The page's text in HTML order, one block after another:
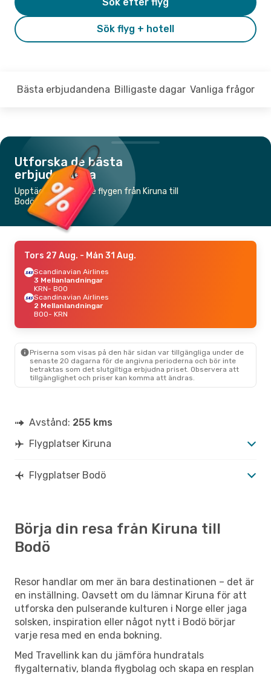
Sök flyg + hotell
Bästa erbjudandena Billigaste dagar Vanliga frågor
Utforska de bästa
erbjudandena
Upptäck de billigaste flygen från Kiruna till
Bodö
Tors 27 Aug. - Mån 31 Aug.
Scandinavian Airlines
3 Mellanlandningar
KRN- BOO
Scandinavian Airlines
2 Mellanlandningar
BOO- KRN
Priserna som visas på den här sidan var tillgängliga under de
senaste 20 dagarna för de angivna perioderna och bör inte
betraktas som det slutgiltiga erbjudna priset. Observera att
tillgänglighet och priser kan komma att ändras.
Avstånd: 255 kms
Flygplatser Kiruna
Flygplatser Bodö
Börja din resa från Kiruna till
Bodö
Resor handlar om mer än bara destinationen – det är
en inställning. Oavsett om du lämnar Kiruna för att
utforska den pulserande kulturen i Norge eller jaga
solsken, inspiration eller något nytt i Bodö börjar
varje resa med en enda bokning.
Med Travellink kan du jämföra hundratals
flygalternativ, blanda flygbolag och skapa en resplan